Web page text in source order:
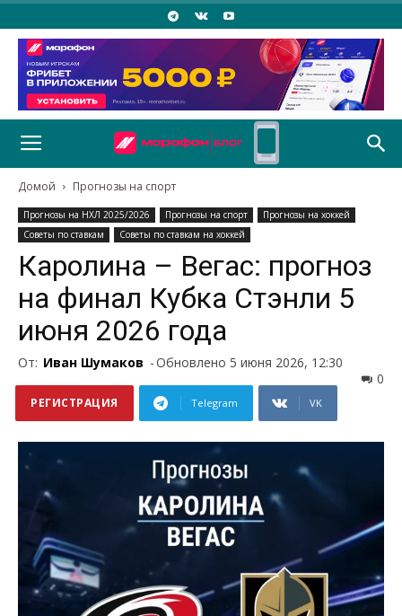
Домой Прогнозы на спорт
Прогнозы на НХЛ 2025/2026 Прогнозы на спорт
Прогнозы на хоккей
Советы по ставкам
Советы по ставкам на хоккей
Каролина – Вегас: прогноз
на финал Кубка Стэнли 5
июня 2026 года
От: Иван Шумаков -Обновлено 5 июня 2026, 12:30
0
РЕГИСТРАЦИЯ Telegram VK